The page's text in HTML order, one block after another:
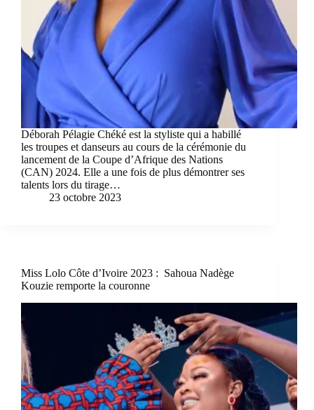
Déborah Pélagie Chéké est la styliste qui a habillé
les troupes et danseurs au cours de la cérémonie du
lancement de la Coupe d’Afrique des Nations
(CAN) 2024. Elle a une fois de plus démontrer ses
talents lors du tirage…
23 octobre 2023
Miss Lolo Côte d’Ivoire 2023 : Sahoua Nadège
Kouzie remporte la couronne